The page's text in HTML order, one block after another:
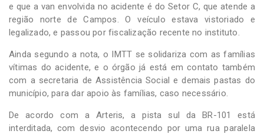
e que a van envolvida no acidente é do Setor C, que atende a
região norte de Campos. O veículo estava vistoriado e
legalizado, e passou por fiscalização recente no instituto.
Ainda segundo a nota, o IMTT se solidariza com as famílias
vítimas do acidente, e o órgão já está em contato também
com a secretaria de Assistência Social e demais pastas do
município, para dar apoio às famílias, caso necessário.
De acordo com a Arteris, a pista sul da BR-101 está
interditada, com desvio acontecendo por uma rua paralela